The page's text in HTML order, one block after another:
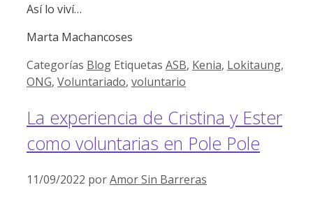
Así lo viví…
Marta Machancoses
Categorías Blog Etiquetas ASB, Kenia, Lokitaung,
ONG, Voluntariado, voluntario
La experiencia de Cristina y Ester
como voluntarias en Pole Pole
11/09/2022 porAmor Sin Barreras